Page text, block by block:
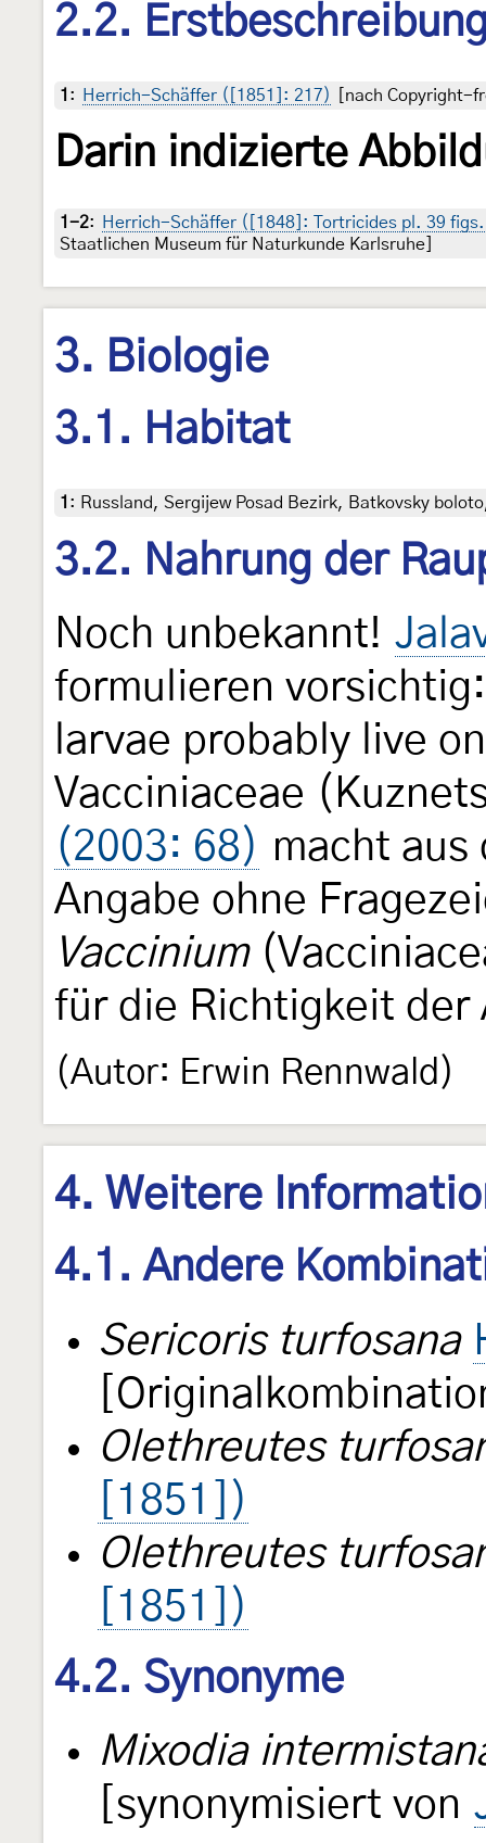
2.2.
1 : Herrich-Schäffer ([1851]: 217) [nach Copyright-
Darin indizierte
1-2:
Herrich-Schäffer ([1848]: Tortricides pl. 39
Staatlichen Museum für Naturkunde Karlsruhe]
3. Biologie
3.1. Habitat
1 : Russland, Sergijew Posad Bezirk, Batkovsky
3.2. Nahrung der
Noch unbekannt!
formulieren
larvae probably live
Vacciniaceae
(2003: 68) macht aus
Angabe ohne
Vaccinium
für die Richtigkeit
(Autor: Erwin Rennwald)
4. Weitere
4.1. Andere
Sericoris turfosana
Olethreutes
[1851])
Olethreutes
[1851])
4.2. Synonyme
Mixodia
[synonymisiert von